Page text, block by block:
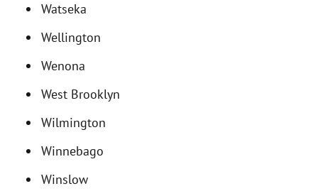
Watseka
Wellington
Wenona
West Brooklyn
Wilmington
Winnebago
Winslow